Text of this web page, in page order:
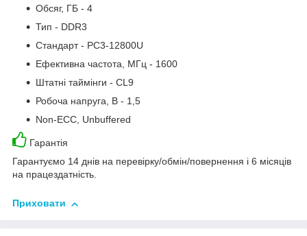
Обсяг, ГБ - 4
Тип - DDR3
Стандарт - PC3-12800U
Ефективна частота, МГц - 1600
Штатні таймінги - CL9
Робоча напруга, В - 1,5
Non-ECC, Unbuffered
Гарантія
Гарантуємо 14 днів на перевірку/обмін/повернення і 6 місяців
на працездатність.
Приховати